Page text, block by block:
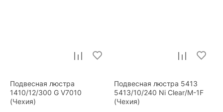
Подвесная люстра
1410/12/300 G V7010
(Чехия)
Подвесная люстра 5413
5413/10/240 Ni Clear/M-1F
(Чехия)